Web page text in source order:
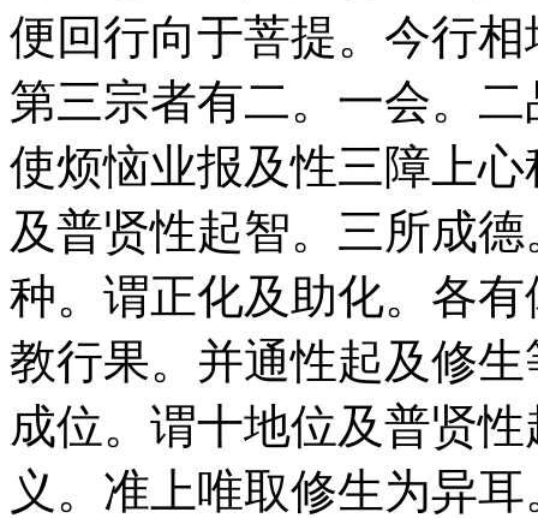
便回行向于菩提。今行
第三宗者有二。一会。
使烦恼业报及性三障上
及普贤性起智。三所成
种。谓正化及助化。各
教行果。并通性起及修
成位。谓十地位及普贤
义。准上唯取修生为异